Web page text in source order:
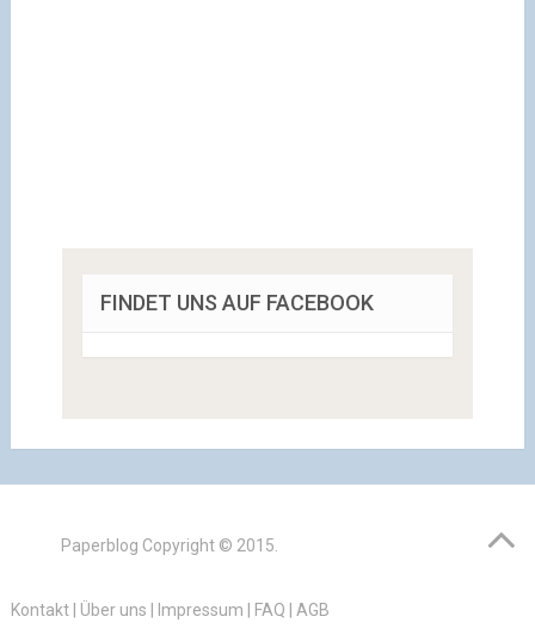
FINDET UNS AUF FACEBOOK
Paperblog Copyright © 2015.
Kontakt| Über uns Impressum FAQ AGB